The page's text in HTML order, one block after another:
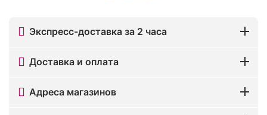
Экспресс-доставка за 2 часа
Доставка и оплата
Адреса магазинов